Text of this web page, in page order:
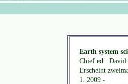
Earth system
Chief ed.: David
Erscheint
1. 2009 -